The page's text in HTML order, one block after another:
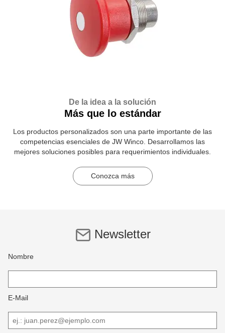
De la idea a la solución
Más que lo estándar
Los productos personalizados son una parte importante de las
competencias esenciales de JW Winco. Desarrollamos las
mejores soluciones posibles para requerimientos individuales.
Conozca más
Newsletter
Nombre
E-Mail